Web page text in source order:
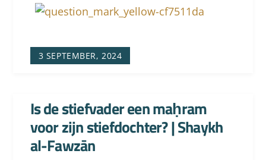
3 SEPTEMBER, 2024
Is de stiefvader een maḥram
voor zijn stiefdochter? | Shaykh
al-Fawzān